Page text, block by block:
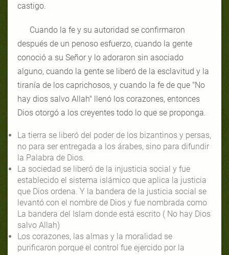
castigo.
Cuando la fe y su autoridad se confirmaron
después de un penoso esfuerzo, cuando la gente
conoció a su Señor y lo adoraron sin asociado
alguno, cuando la gente se liberó de la esclavitud y la
tiranía de los caprichosos, y cuando la fe de que "No
hay dios salvo Allah" llenó los corazones, entonces
Dios otorgó a los creyentes todo lo que se proponga.
La tierra se liberó del poder de los bizantinos y persas,
no para ser entregada a los árabes, sino para difundir
la Palabra de Dios.
La sociedad se liberó de la injusticia social y fue
establecido el sistema islámico que aplica la justicia
que Dios ordena. Y la bandera de la justicia social se
levantó con el nombre de Dios y fue nombrada como
La bandera del Islam donde está escrito ( No hay Dios
salvo Allah)
Los corazones, las almas y la moralidad se
purificaron porque el control fue ejercido por la